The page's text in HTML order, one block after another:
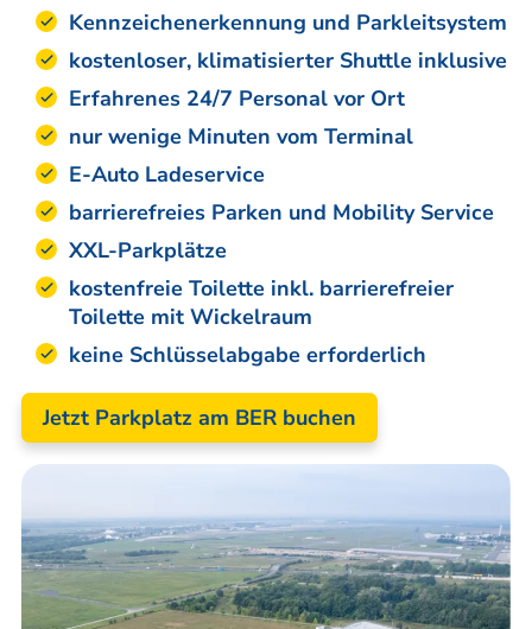
Kennzeichenerkennung und Parkleitsystem
kostenloser, klimatisierter Shuttle inklusive
Erfahrenes 24/7 Personal vor Ort
nur wenige Minuten vom Terminal
E-Auto Ladeservice
barrierefreies Parken und Mobility Service
XXL-Parkplätze
kostenfreie Toilette inkl. barrierefreier
Toilette mit Wickelraum
keine Schlüsselabgabe erforderlich
Jetzt Parkplatz am BER buchen